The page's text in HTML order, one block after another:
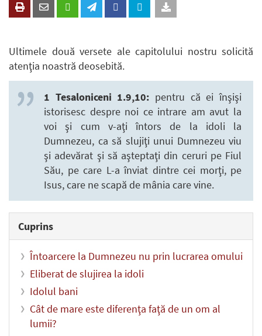
Ultimele două versete ale capitolului nostru solicită
atenţia noastră deosebită.
1 Tesaloniceni 1.9,10: pentru că ei înşişi
istorisesc despre noi ce intrare am avut la
voi şi cum v-aţi întors de la idoli la
Dumnezeu, ca să slujiţi unui Dumnezeu viu
şi adevărat şi să aşteptaţi din ceruri pe Fiul
Său, pe care L-a înviat dintre cei morţi, pe
Isus, care ne scapă de mânia care vine.
Cuprins
Întoarcere la Dumnezeu nu prin lucrarea omului
Eliberat de slujirea la idoli
Idolul bani
Cât de mare este diferenţa faţă de un om al
lumii?